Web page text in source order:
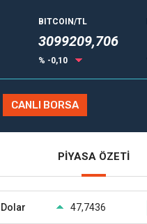
BITCOIN/TL
3099209,706
% -0,10
CANLI BORSA
PİYASA ÖZETİ
Dolar 47,7436